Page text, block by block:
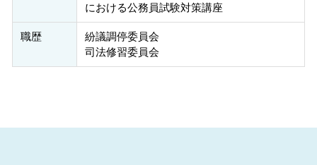
における公務員試験対策講座
職歴
紛議調停委員会
司法修習委員会